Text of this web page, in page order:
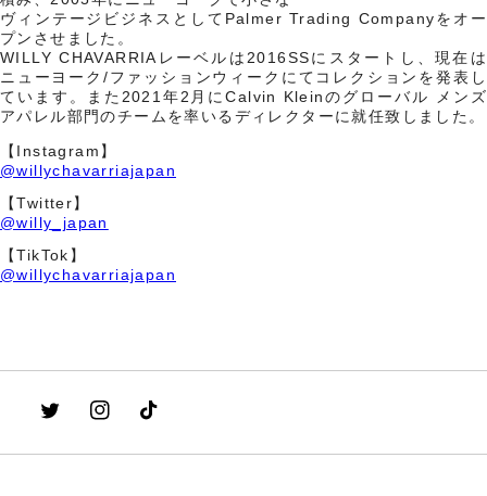
ヴィンテージビジネスとしてPalmer Trading Companyをオー
プンさせました。
WILLY CHAVARRIAレーベルは2016SSにスタートし、現在は
ニューヨーク/ファッションウィークにてコレクションを発表し
ています。また2021年2月にCalvin Kleinのグローバル メンズ
アパレル部門のチームを率いるディレクターに就任致しました。
【Instagram】
@willychavarriajapan
【Twitter】
@willy_japan
【TikTok】
@willychavarriajapan
TwitterInstagram